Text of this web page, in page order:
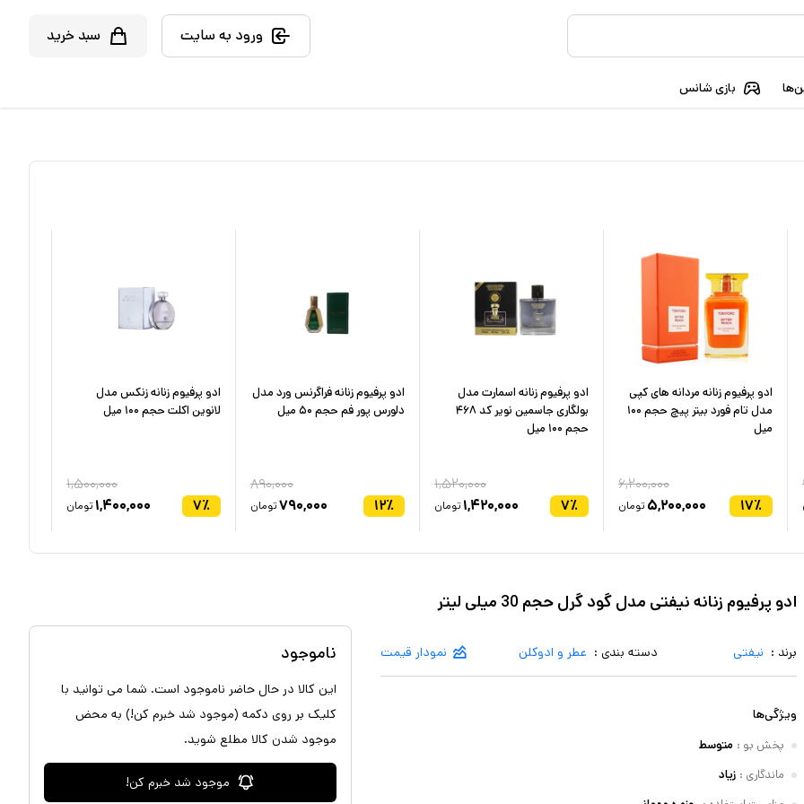
ورود به سایت سبد خرید
بازی شانس
ادو پرفیوم زنانه مردانه های کپی
مدل تام فورد بیتر پیچ حجم ۱۰۰
میل
۱۷٪
۶,۲۰۰,۰۰۰
۵,۲۰۰,۰۰۰ تومان
ادو پرفیوم زنانه اسمارت مدل
بولگاری جاسمین نویر کد ۴۶۸
حجم ۱۰۰ میل
۷٪
۱,۵۲۰,۰۰۰
۱,۴۲۰,۰۰۰ تومان
ادو پرفیوم زنانه فراگرنس ورد مدل
دلورس پور فم حجم ۵۰ میل
۱۲٪
۸۹۰,۰۰۰
۷۹۰,۰۰۰تومان
ادو پرفیوم زنانه زنکس مدل
لانوین اکلت حجم ۱۰۰ میل
۷٪
۱,۵۰۰,۰۰۰
۱,۴۰۰,۰۰۰ تومان
ادو پرفیوم زنانه نیفتی مدل گود گرل حجم 30 میلی لیتر
برند : نیفتی دسته بندی : عطر و ادوکلن نمودار قیمت
ویژگی‌ها
پخش بو : متوسط
ماندگاری : زیاد
ناموجود
این کالا در حال حاضر ناموجود است. شما می توانید با
کلیک بر روی دکمه (موجود شد خبرم کن!) به محض
موجود شدن کالا مطلع شوید.
موجود شد خبرم کن!